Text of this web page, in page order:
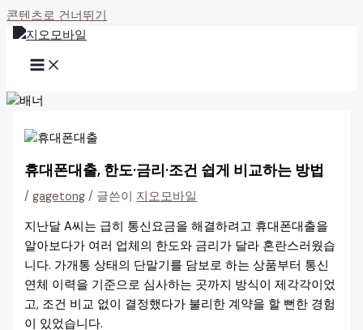
콘텐츠로 건너뛰기
휴대폰대출, 한도·금리·조건 쉽게 비교하는 방법
/gagetong / 글쓴이 지오모바일
지난달 A씨는 급히 통신요금을 해결하려고 휴대폰대출을
알아보다가 여러 업체의 한도와 금리가 달라 혼란스러웠습
니다. 가개통 상태의 단말기를 담보로 하는 상품부터 통신
연체 이력을 기준으로 심사하는 곳까지 방식이 제각각이었
고, 조건 비교 없이 결정했다가 불리한 계약을 할 뻔한 경험
이 있었습니다.